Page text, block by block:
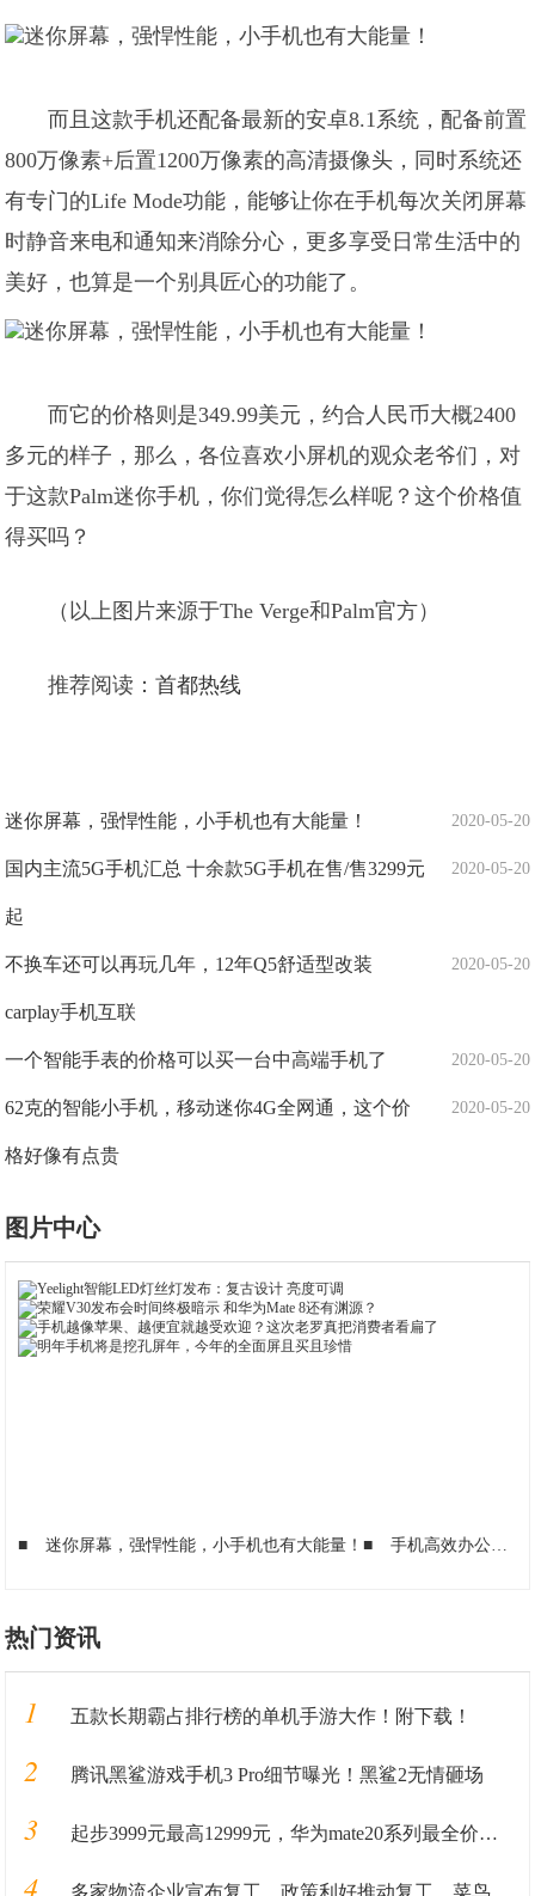
而且这款手机还配备最新的安卓8.1系统，配备前置
800万像素+后置1200万像素的高清摄像头，同时系统还
有专门的Life Mode功能，能够让你在手机每次关闭屏幕
时静音来电和通知来消除分心，更多享受日常生活中的
美好，也算是一个别具匠心的功能了。
而它的价格则是349.99美元，约合人民币大概2400
多元的样子，那么，各位喜欢小屏机的观众老爷们，对
于这款Palm迷你手机，你们觉得怎么样呢？这个价格值
得买吗？
（以上图片来源于The Verge和Palm官方）
推荐阅读：首都热线
2020-05-20
迷你屏幕，强悍性能，小手机也有大能量！
2020-05-20
国内主流5G手机汇总 十余款5G手机在售/售3299元
起
2020-05-20
不换车还可以再玩几年，12年Q5舒适型改装
carplay手机互联
2020-05-20
一个智能手表的价格可以买一台中高端手机了
2020-05-20
62克的智能小手机，移动迷你4G全网通，这个价
格好像有点贵
图片中心
■ 迷你屏幕，强悍性能，小手机也有大能量！■ 手机高效办公必备神器！用对了APP，工作效率可以连翻好几倍
热门资讯
1 五款长期霸占排行榜的单机手游大作！附下载！
2 腾讯黑鲨游戏手机3 Pro细节曝光！黑鲨2无情砸场
3 起步3999元最高12999元，华为mate20系列最全价格奉上
4 多家物流企业宣布复工、政策利好推动复工、菜鸟供应链2万岗位